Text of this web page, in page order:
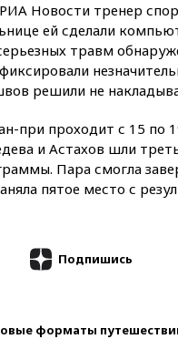
РИА Новости тренер
ей сделали
травм
решили не
при проходит с 15 по
и Астахов шли
Пара смогла
пятое место с
Подпишись
форматы